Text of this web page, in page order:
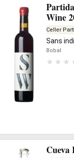
Wine
Celler
Sans
Bobal
Cueva